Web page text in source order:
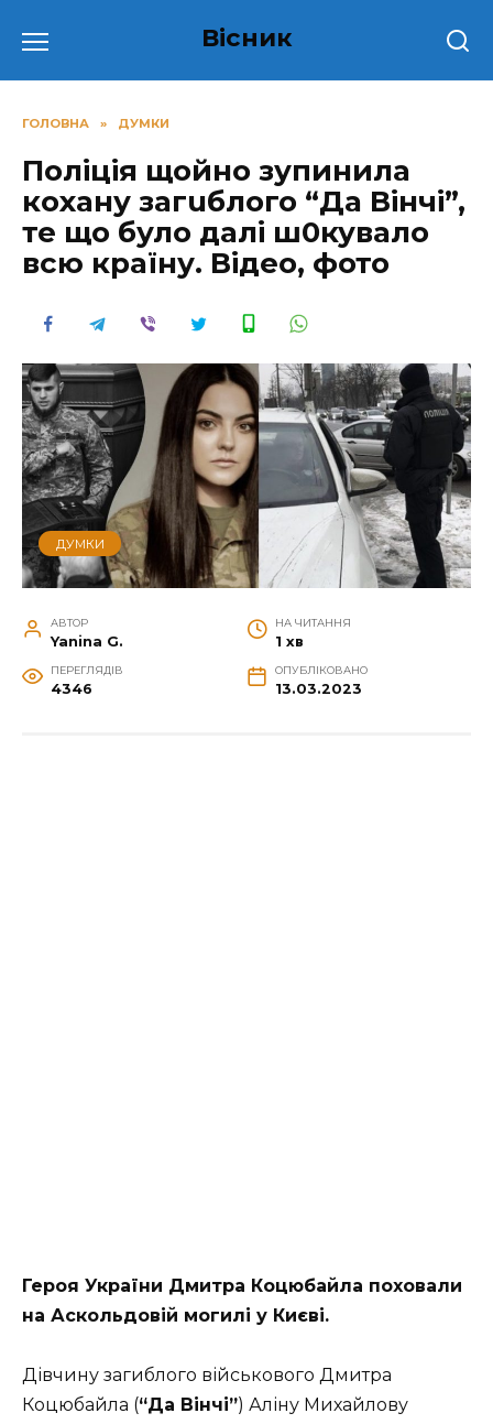
до
Вісник
ГОЛОВНА » ДУМКИ
Поліція щойно зупинила
кохану загuблого “Да Вінчі”,
те що було далі ш0кувалo
всю країну. Відео, фото
ДУМКИ
АВТОР
Yanina G.
НА ЧИТАННЯ
1 хв
ПЕРЕГЛЯДІВ
4346
ОПУБЛІКОВАНО
13.03.2023
Героя України Дмитра Коцюбайла поховали
на Аскольдовій могилі у Києві.
Дівчину загиблого військового Дмитра
Коцюбайла (“Да Вінчі”) Аліну Михайлову